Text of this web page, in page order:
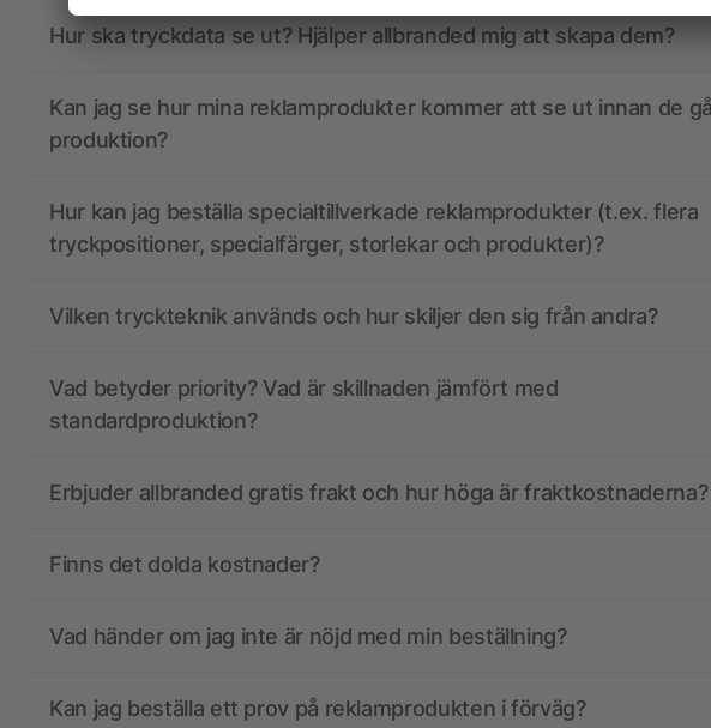
Hur ska tryckdata se ut? Hjälper allbranded mig att skapa dem?
Kan jag se hur mina reklamprodukter kommer att se ut innan de
produktion?
Hur kan jag beställa specialtillverkade reklamprodukter (t.ex. flera
tryckpositioner, specialfärger, storlekar och produkter)?
Vilken tryckteknik används och hur skiljer den sig från andra?
Vad betyder priority? Vad är skillnaden jämfört med
standardproduktion?
Erbjuder allbranded gratis frakt och hur höga är fraktkostnaderna?
Finns det dolda kostnader?
Vad händer om jag inte är nöjd med min beställning?
Kan jag beställa ett prov på reklamprodukten i förväg?